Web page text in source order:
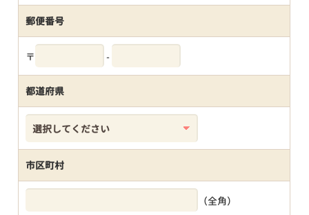
郵便番号
〒 -
都道府県
市区町村
（全角）